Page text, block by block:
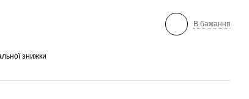
В бажання
знижки